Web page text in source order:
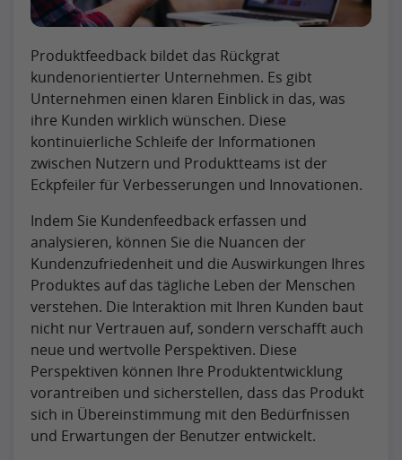
Produktfeedback bildet das Rückgrat
kundenorientierter Unternehmen. Es gibt
Unternehmen einen klaren Einblick in das, was
ihre Kunden wirklich wünschen. Diese
kontinuierliche Schleife der Informationen
zwischen Nutzern und Produktteams ist der
Eckpfeiler für Verbesserungen und Innovationen.
Indem Sie Kundenfeedback erfassen und
analysieren, können Sie die Nuancen der
Kundenzufriedenheit und die Auswirkungen Ihres
Produktes auf das tägliche Leben der Menschen
verstehen. Die Interaktion mit Ihren Kunden baut
nicht nur Vertrauen auf, sondern verschafft auch
neue und wertvolle Perspektiven. Diese
Perspektiven können Ihre Produktentwicklung
vorantreiben und sicherstellen, dass das Produkt
sich in Übereinstimmung mit den Bedürfnissen
und Erwartungen der Benutzer entwickelt.